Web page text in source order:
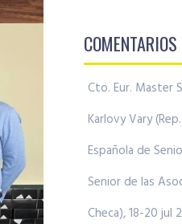
Cto. Eur. Master
Karlovy Vary
Española de
Senior de las
Checa), 18-20 jul